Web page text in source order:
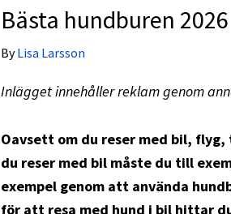
Bästa hundburen 2026
ByLisa Larsson
Inlägget innehåller reklam genom
Oavsett om du reser med bil,
du reser med bil måste du till
exempel genom att använda
för att resa med hund i bil hittar